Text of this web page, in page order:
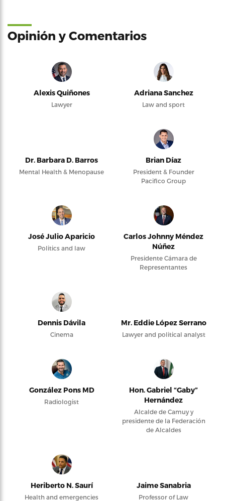
Opinión y Comentarios
Alexis Quiñones
Lawyer
Adriana Sanchez
Law and sport
Dr. Barbara D. Barros
Mental Health & Menopause
Brian Díaz
President & Founder
Pacifico Group
José Julio Aparicio
Politics and law
Carlos Johnny Méndez
Núñez
Presidente Cámara de
Representantes
Dennis Dávila
Cinema
Mr. Eddie López Serrano
Lawyer and political analyst
González Pons MD
Radiologist
Hon. Gabriel “Gaby”
Hernández
Alcalde de Camuy y
presidente de la Federación
de Alcaldes
Heriberto N. Saurí
Health and emergencies
Jaime Sanabria
Professor of Law